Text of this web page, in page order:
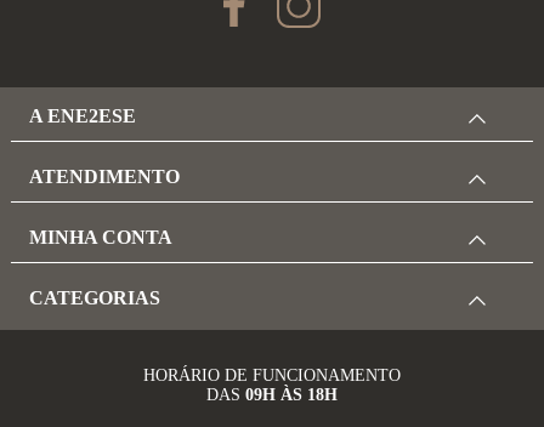
A ENE2ESE
ATENDIMENTO
MINHA CONTA
CATEGORIAS
HORÁRIO DE FUNCIONAMENTO
DAS 09H ÀS 18H